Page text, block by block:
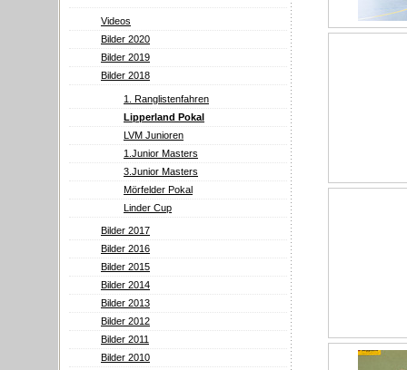
Videos
Bilder 2020
Bilder 2019
Bilder 2018
1. Ranglistenfahren
Lipperland Pokal
LVM Junioren
1.Junior Masters
3.Junior Masters
Mörfelder Pokal
Linder Cup
Bilder 2017
Bilder 2016
Bilder 2015
Bilder 2014
Bilder 2013
Bilder 2012
Bilder 2011
Bilder 2010